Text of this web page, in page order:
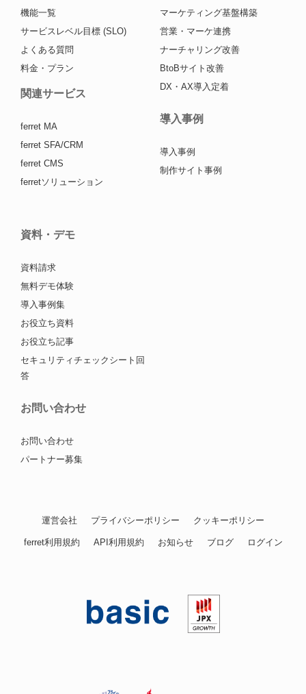
機能一覧
サービスレベル目標 (SLO)
よくある質問
料金・プラン
関連サービス
ferret MA
ferret SFA/CRM
ferret CMS
ferretソリューション
マーケティング基盤構築
営業・マーケ連携
ナーチャリング改善
BtoBサイト改善
DX・AX導入定着
導入事例
導入事例
制作サイト事例
資料・デモ
資料請求
無料デモ体験
導入事例集
お役立ち資料
お役立ち記事
セキュリティチェックシート回
答
お問い合わせ
お問い合わせ
パートナー募集
運営会社 プライバシーポリシー クッキーポリシー
ferret利用規約 API利用規約 お知らせ ブログ ログイン